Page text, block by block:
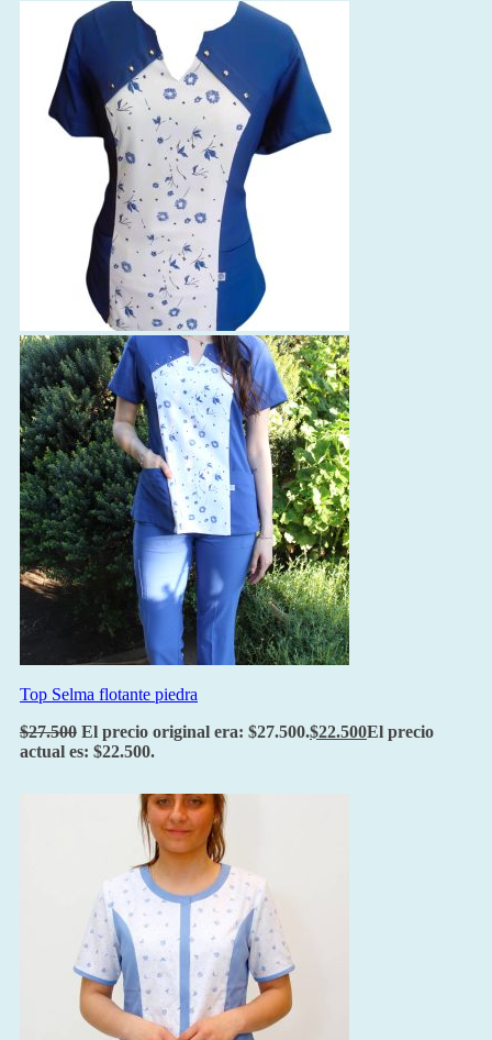
Top Selma flotante piedra
$27.500 El precio original era: $27.500.$22.500El precio
actual es: $22.500.